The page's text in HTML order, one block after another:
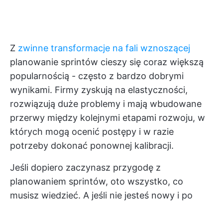
Z zwinne transformacje na fali wznoszącej
planowanie sprintów cieszy się coraz większą
popularnością - często z bardzo dobrymi
wynikami. Firmy zyskują na elastyczności,
rozwiązują duże problemy i mają wbudowane
przerwy między kolejnymi etapami rozwoju, w
których mogą ocenić postępy i w razie
potrzeby dokonać ponownej kalibracji.
Jeśli dopiero zaczynasz przygodę z
planowaniem sprintów, oto wszystko, co
musisz wiedzieć. A jeśli nie jesteś nowy i po